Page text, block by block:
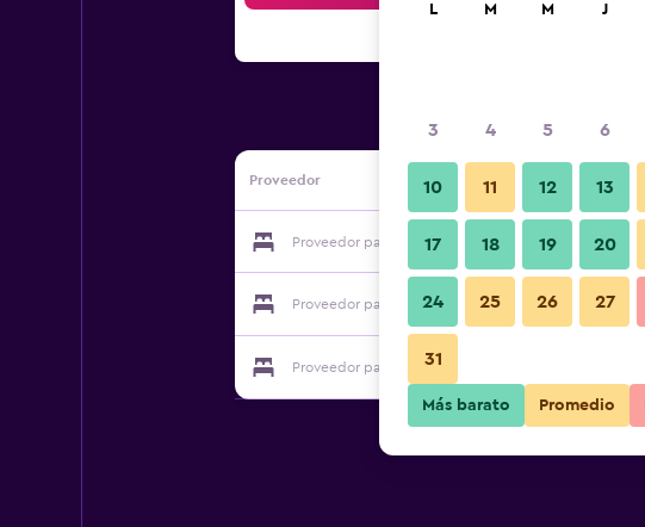
Proveedor
Proveedor para Villakunterbuntmuenster
Proveedor para Villakunterbuntmuenster
Proveedor para Villakunterbuntmuenster
L M M J
3 4 5 6
10 11 12 13
17 18 19 20
24 25 26 27
31
Más barato Promedio